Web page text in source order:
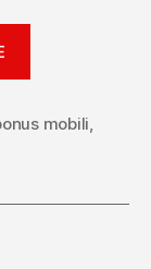
permobili,